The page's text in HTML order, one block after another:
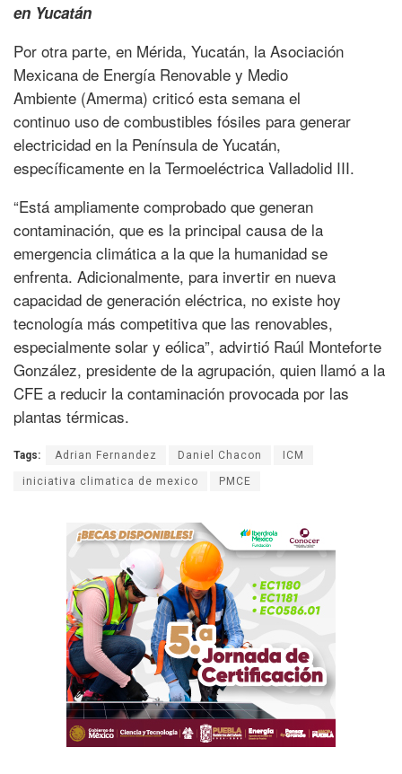
en Yucatán
Por otra parte, en Mérida, Yucatán, la Asociación
Mexicana de Energía Renovable y Medio
Ambiente (Amerma) criticó esta semana el
continuo uso de combustibles fósiles para generar
electricidad en la Península de Yucatán,
específicamente en la Termoeléctrica Valladolid III.
“Está ampliamente comprobado que generan
contaminación, que es la principal causa de la
emergencia climática a la que la humanidad se
enfrenta. Adicionalmente, para invertir en nueva
capacidad de generación eléctrica, no existe hoy
tecnología más competitiva que las renovables,
especialmente solar y eólica”, advirtió Raúl Monteforte
González, presidente de la agrupación, quien llamó a la
CFE a reducir la contaminación provocada por las
plantas térmicas.
Tags: Adrian Fernandez Daniel Chacon ICM
iniciativa climatica de mexico PMCE